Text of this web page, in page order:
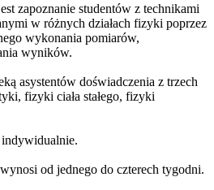
zapoznanie studentów z technikami
w różnych działach fizyki poprzez
wykonania pomiarów,
wyników.
asystentów doświadczenia z trzech
fizyki ciała stałego, fizyki
od jednego do czterech tygodni.